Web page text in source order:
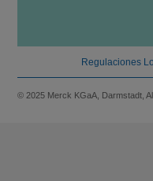
Regulaciones
© 2025 Merck KGaA, Darmstadt,